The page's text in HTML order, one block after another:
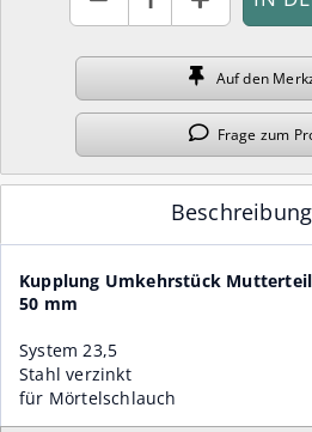
Auf den
Frage zum
Beschreibung
Kupplung Umkehrstück
50 mm
System 23,5
Stahl verzinkt
für Mörtelschlauch